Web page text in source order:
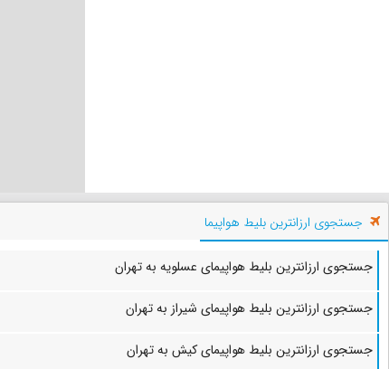
جستجوی ارزانترین بلیط هواپیما
جستجوی ارزانترین بلیط هواپیمای عسلویه به تهران
جستجوی ارزانترین بلیط هواپیمای شیراز به تهران
جستجوی ارزانترین بلیط هواپیمای کیش به تهران